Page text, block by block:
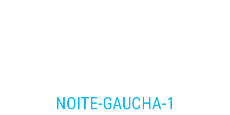
NOITE-GAUCHA-1